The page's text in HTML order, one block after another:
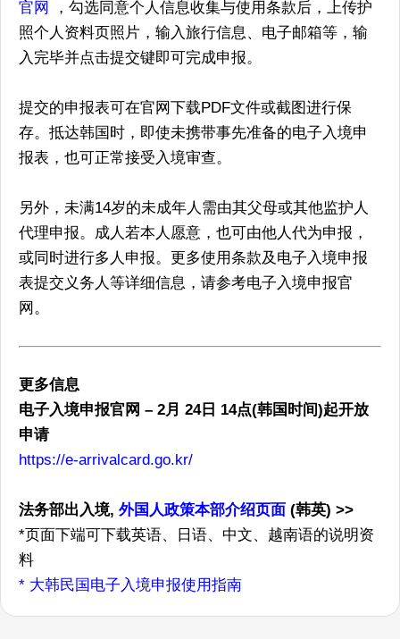
官网
，勾选同意个人信息收集与使用条款后，上传护
照个人资料页照片，输入旅行信息、电子邮箱等，输
入完毕并点击提交键即可完成申报。
提交的申报表可在官网下载PDF文件或截图进行保
存。抵达韩国时，即使未携带事先准备的电子入境申
报表，也可正常接受入境审查。
另外，未满14岁的未成年人需由其父母或其他监护人
代理申报。成人若本人愿意，也可由他人代为申报，
或同时进行多人申报。更多使用条款及电子入境申报
表提交义务人等详细信息，请参考电子入境申报官
网。
更多信息
电子入境申报官网 – 2月 24日 14点(韩国时间)起开放
申请
https://e-arrivalcard.go.kr/
法务部出入境, 外国人政策本部介绍页面 (韩英) >>
*页面下端可下载英语、日语、中文、越南语的说明资
料
* 大韩民国电子入境申报使用指南